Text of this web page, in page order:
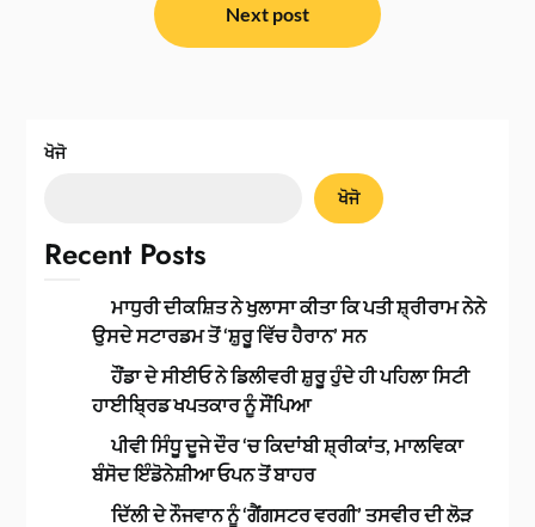
Next post
ਖੋਜੋ
ਖੋਜੋ
Recent Posts
ਮਾਧੁਰੀ ਦੀਕਸ਼ਿਤ ਨੇ ਖੁਲਾਸਾ ਕੀਤਾ ਕਿ ਪਤੀ ਸ਼੍ਰੀਰਾਮ ਨੇਨੇ
ਉਸਦੇ ਸਟਾਰਡਮ ਤੋਂ ‘ਸ਼ੁਰੂ ਵਿੱਚ ਹੈਰਾਨ’ ਸਨ
ਹੌਂਡਾ ਦੇ ਸੀਈਓ ਨੇ ਡਿਲੀਵਰੀ ਸ਼ੁਰੂ ਹੁੰਦੇ ਹੀ ਪਹਿਲਾ ਸਿਟੀ
ਹਾਈਬ੍ਰਿਡ ਖਪਤਕਾਰ ਨੂੰ ਸੌਂਪਿਆ
ਪੀਵੀ ਸਿੰਧੂ ਦੂਜੇ ਦੌਰ ‘ਚ ਕਿਦਾਂਬੀ ਸ਼੍ਰੀਕਾਂਤ, ਮਾਲਵਿਕਾ
ਬੰਸੋਦ ਇੰਡੋਨੇਸ਼ੀਆ ਓਪਨ ਤੋਂ ਬਾਹਰ
ਦਿੱਲੀ ਦੇ ਨੌਜਵਾਨ ਨੂੰ ‘ਗੈਂਗਸਟਰ ਵਰਗੀ’ ਤਸਵੀਰ ਦੀ ਲੋੜ